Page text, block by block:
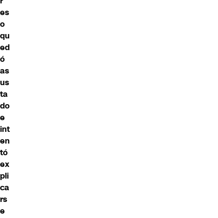
es
o
qu
ed
ó
as
us
ta
do
e
int
en
tó
ex
pli
ca
rs
e